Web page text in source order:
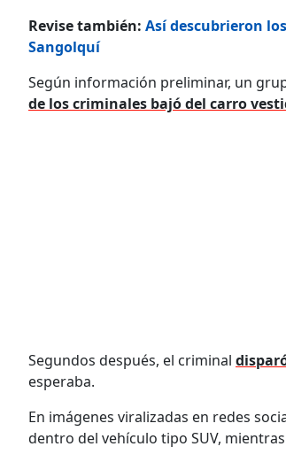
Revise también: Así descubrieron
Sangolquí
Según información preliminar, un
de los criminales bajó del carro
Segundos después, el criminal
esperaba.
En imágenes viralizadas en redes
dentro del vehículo tipo SUV,